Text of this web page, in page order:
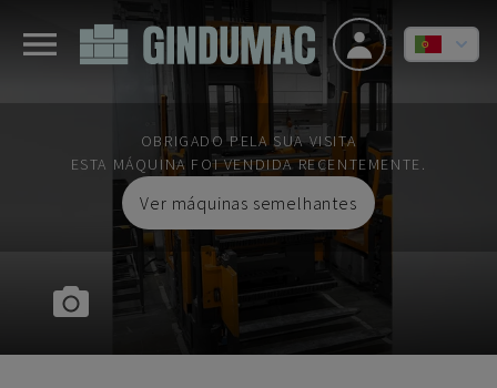
OBRIGADO PELA SUA VISITA
ESTA MÁQUINA FOI VENDIDA RECENTEMENTE.
Ver máquinas semelhantes